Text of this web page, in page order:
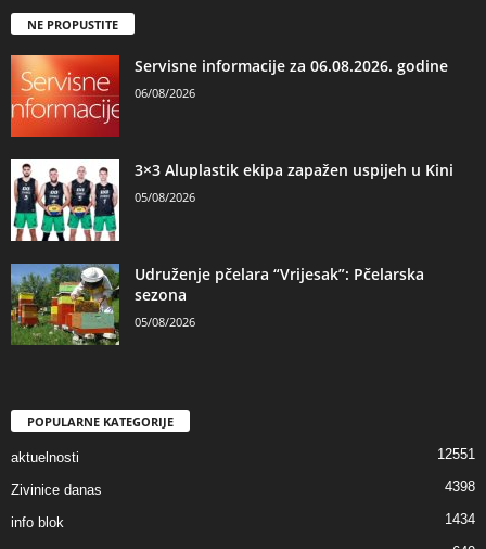
NE PROPUSTITE
Servisne informacije za 06.08.2026. godine
06/08/2026
3×3 Aluplastik ekipa zapažen uspijeh u Kini
05/08/2026
Udruženje pčelara “Vrijesak”: Pčelarska
sezona
05/08/2026
POPULARNE KATEGORIJE
aktuelnosti 12551
Zivinice danas 4398
info blok 1434